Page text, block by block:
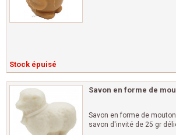
Stock épuisé
Savon en forme de
Savon en forme de
savon d'invité de 25 gr